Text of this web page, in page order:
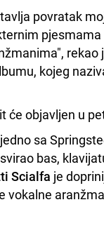
povratak
rekao
kojeg
će objavljen u
sa
bas,
Scialfa je
vokalne